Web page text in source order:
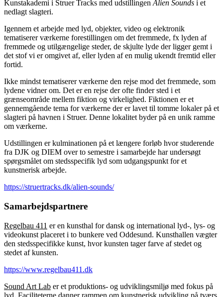
Kunstakademi i Struer Tracks med udstillingen Alien Sounds i et
nedlagt slagteri.
Igennem et arbejde med lyd, objekter, video og elektronik
tematiserer værkerne forestillingen om det fremmede, fx lyden af
fremmede og utilgængelige steder, de skjulte lyde der ligger gemt i
det stof vi er omgivet af, eller lyden af en mulig ukendt fremtid eller
fortid.
Ikke mindst tematiserer værkerne den rejse mod det fremmede, som
lydene vidner om. Det er en rejse der ofte finder sted i et
grænseområde mellem fiktion og virkelighed. Fiktionen er et
gennemgående tema for værkerne der er lavet til tomme lokaler på et
slagteri på havnen i Struer. Denne lokalitet byder på en unik ramme
om værkerne.
Udstillingen er kulminationen på et længere forløb hvor studerende
fra DJK og DIEM over to semestre i samarbejde har undersøgt
spørgsmålet om stedsspecifik lyd som udgangspunkt for et
kunstnerisk arbejde.
https://struertracks.dk/alien-sounds/
Samarbejdspartnere
Regelbau 411 er en kunsthal for dansk og international lyd-, lys- og
videokunst placeret i to bunkere ved Oddesund. Kunsthallen vægter
den stedsspecifikke kunst, hvor kunsten tager farve af stedet og
stedet af kunsten.
https://www.regelbau411.dk
Sound Art Lab er et produktions- og udviklingsmiljø med fokus på
lyd. Faciliteterne danner rammen om kunstnerisk udvikling på tværs